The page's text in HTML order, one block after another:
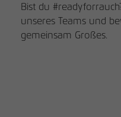
Bist du
unseres Teams und
gemeinsam Großes.